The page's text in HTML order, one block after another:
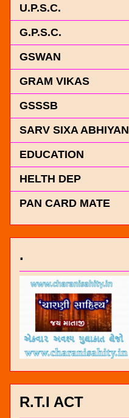
U.P.S.C.
G.P.S.C.
GSWAN
GRAM VIKAS
GSSSB
SARV SIXA ABHIYAN
EDUCATION
HELTH DEP
PAN CARD MATE
.
R.T.I ACT